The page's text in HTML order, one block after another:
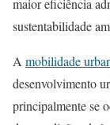
maior eficiência
sustentabilidade
A mobilidade
desenvolvimento
principalmente se